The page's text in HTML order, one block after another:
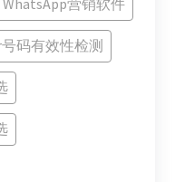
码有效性检测